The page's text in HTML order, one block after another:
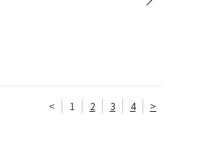
< 1 2 3 4 >